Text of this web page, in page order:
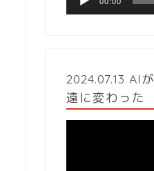
2024.07.13 AI
遠に変わった